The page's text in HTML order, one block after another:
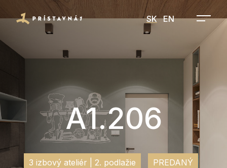
SK EN
A1.206
3 izbový ateliér | 2. podlažie PREDANÝ